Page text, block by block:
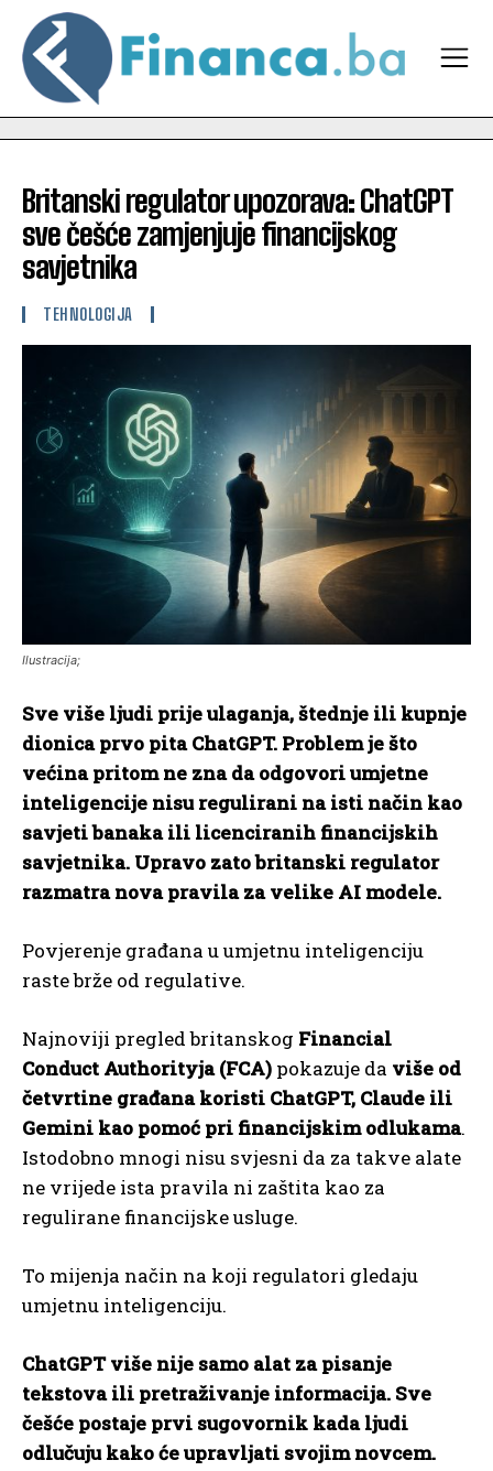
Britanski regulator upozorava: ChatGPT
sve češće zamjenjuje financijskog
savjetnika
TEHNOLOGIJA
Ilustracija;
Sve više ljudi prije ulaganja, štednje ili kupnje
dionica prvo pita ChatGPT. Problem je što
većina pritom ne zna da odgovori umjetne
inteligencije nisu regulirani na isti način kao
savjeti banaka ili licenciranih financijskih
savjetnika. Upravo zato britanski regulator
razmatra nova pravila za velike AI modele.
Povjerenje građana u umjetnu inteligenciju
raste brže od regulative.
Najnoviji pregled britanskog Financial
Conduct Authorityja (FCA) pokazuje da više od
četvrtine građana koristi ChatGPT, Claude ili
Gemini kao pomoć pri financijskim odlukama.
Istodobno mnogi nisu svjesni da za takve alate
ne vrijede ista pravila ni zaštita kao za
regulirane financijske usluge.
To mijenja način na koji regulatori gledaju
umjetnu inteligenciju.
ChatGPT više nije samo alat za pisanje
tekstova ili pretraživanje informacija. Sve
češće postaje prvi sugovornik kada ljudi
odlučuju kako će upravljati svojim novcem.